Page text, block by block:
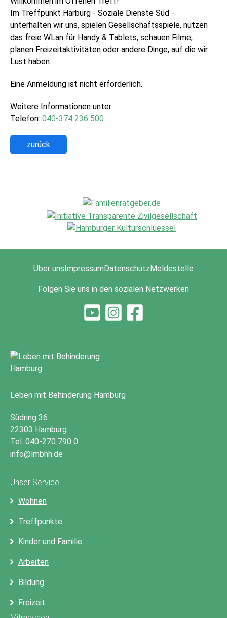
Im Treffpunkt Harburg - Soziale Dienste Süd -
unterhalten wir uns, spielen Gesellschaftsspiele, nutzen
das freie WLan für Handy & Tablets, schauen Filme,
planen Freizeitaktivitäten oder andere Dinge, auf die wir
Lust haben.
Eine Anmeldung ist nicht erforderlich.
Weitere Informationen unter:
Telefon: 040-374 236 500
zurück
Über uns Impressum Datenschutz Meldestelle
Folgen Sie uns in den sozialen Netzwerken
Leben mit Behinderung Hamburg
Südring 36
22303 Hamburg
Tel. 040-270 790 0
info@lmbhh.de
Unser Service
Wohnen
Treffpunkte
Kinder und Familie
Arbeiten
Bildung
Freizeit